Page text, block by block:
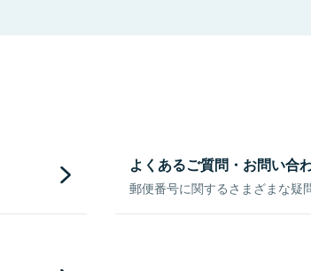
よくあるご質問・お問い合
郵便番号に関するさまざまな疑